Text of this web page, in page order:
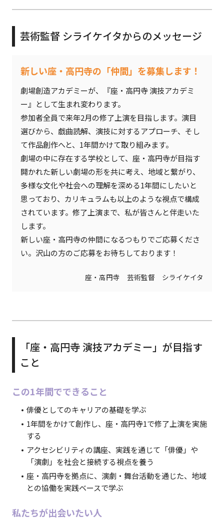
芸術監督 シライケイタからのメッセージ
新しい座・高円寺の「仲間」を募集します！
劇場創造アカデミーが、『座・高円寺 演技アカデミ
ー』として生まれ変わります。
参加者全員で来年2月の修了上演を目指します。演目
選びから、戯曲読解、演技に対するアプローチ、そし
て作品創作へと、1年間かけて取り組みます。
劇場の中に存在する学校として、座・高円寺が目指す
開かれた新しい劇場の形を共に考え、地域と繋がり、
多様な文化や社会への理解を深める1年間にしたいと
思っており、カリキュラムも以上のような視点で構成
されています。修了上演まで、私が皆さんと伴走いた
します。
新しい座・高円寺の仲間になるつもりでご応募くださ
い。沢山の方のご応募をお待ちしております！
座・高円寺 芸術監督 シライケイタ
「座・高円寺 演技アカデミー」が目指す
こと
この1年間でできること
俳優としてのキャリアの基礎を学ぶ
1年間をかけて創作し、座・高円寺1で修了上演を実施
する
アクセシビリティの講座、実践を通じて「俳優」や
「演劇」を社会と接続する視点を養う
座・高円寺を拠点に、演劇・舞台活動を通じた、地域
との協働を実践ベースで学ぶ
私たちが出会いたい人